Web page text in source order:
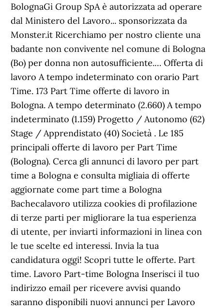
BolognaGi Group SpA è autorizzata ad operare
dal Ministero del Lavoro... sponsorizzata da
Monster.it Ricerchiamo per nostro cliente una
badante non convivente nel comune di Bologna
(Bo) per donna non autosufficiente.… Offerta di
lavoro A tempo indeterminato con orario Part
Time. 173 Part Time offerte di lavoro in
Bologna. A tempo determinato (2.660) A tempo
indeterminato (1.159) Progetto / Autonomo (62)
Stage / Apprendistato (40) Società . Le 185
principali offerte di lavoro per Part Time
(Bologna). Cerca gli annunci di lavoro per part
time a Bologna e consulta migliaia di offerte
aggiornate come part time a Bologna
Bachecalavoro utilizza cookies di profilazione
di terze parti per migliorare la tua esperienza
di utente, per inviarti informazioni in linea con
le tue scelte ed interessi. Invia la tua
candidatura oggi! Scopri tutte le offerte. Part
time. Lavoro Part-time Bologna Inserisci il tuo
indirizzo email per ricevere avvisi quando
saranno disponibili nuovi annunci per Lavoro